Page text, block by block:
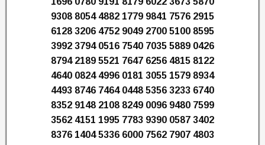
9308 8054 4882 1779 9841 7576 2915
6128 3206 4752 9049 2700 5100 8595
3992 3794 0516 7540 7035 5889 0426
8794 2189 5521 7647 6256 4815 8122
4640 0824 4996 0181 3055 1579 8934
4493 8746 7464 0448 5356 3233 6740
8352 9148 2108 8249 0096 9480 7599
3562 4151 1995 7783 9390 0587 3402
8376 1404 5336 6000 7562 7907 4803